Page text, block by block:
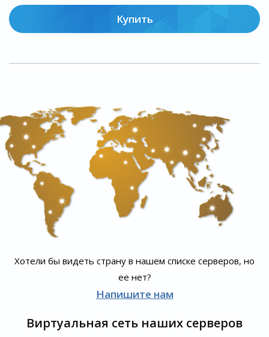
Купить
Хотели бы видеть страну в нашем списке серверов, но
ее нет?
Напишите нам
Виртуальная сеть наших серверов